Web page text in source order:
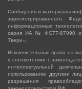
Сообщения и материалы
зарегистрированного
информационных
серия ИА № ФС77-87090 от
Твери».
Исключительные права на
в соответствии с
интеллектуальной
использованию другими
разрешения